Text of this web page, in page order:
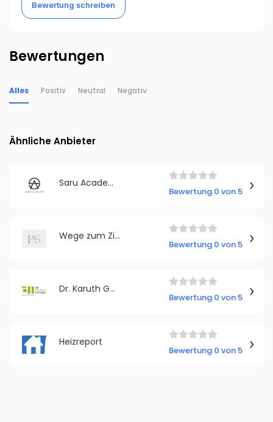
Bewertung schreiben
Bewertungen
Alles Positiv Neutral Negativ
Ähnliche Anbieter
Saru Academy
Bewertung 0 von 5
Wege zum Ziel
Bewertung 0 von 5
Dr. Karuth GmbH
Bewertung 0 von 5
Heizreport
Bewertung 0 von 5